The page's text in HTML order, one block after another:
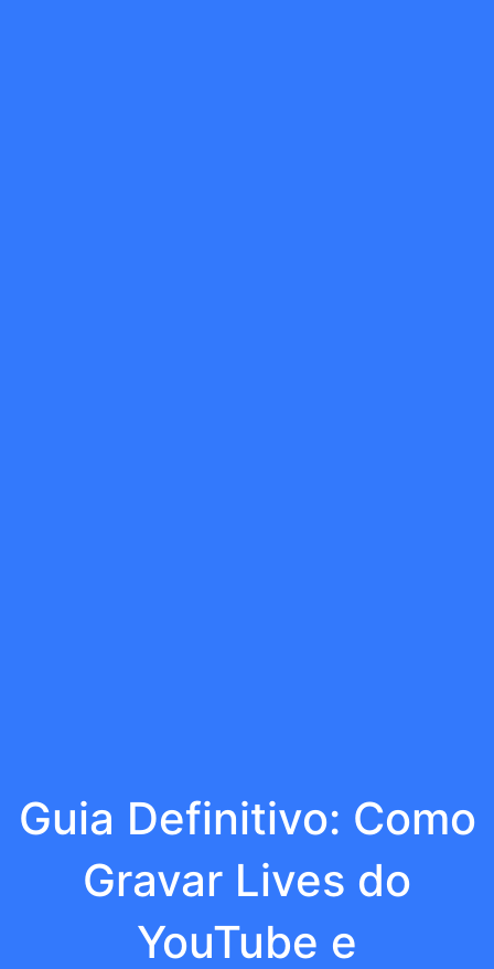
Guia Definitivo: Como
Gravar Lives do
YouTube e